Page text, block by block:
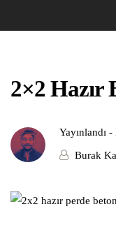
2×2 Hazır
Yayınlandı -
Burak